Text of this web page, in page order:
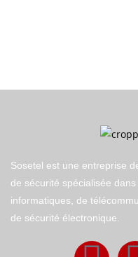
Sosetel est une entreprise
de sécurité spécialisée
informatiques, de
de sécurité électronique.